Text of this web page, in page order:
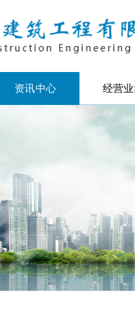
资讯中心 经营